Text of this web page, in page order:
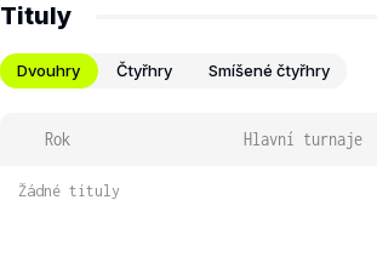
Tituly
Dvouhry Čtyřhry Smíšené čtyřhry
Rok Hlavní turnaje
Žádné tituly